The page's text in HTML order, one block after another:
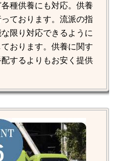
種供養にも対応。供養
ております。流派の指
限り対応できるように
おります。供養に関す
するよりもお安く提供